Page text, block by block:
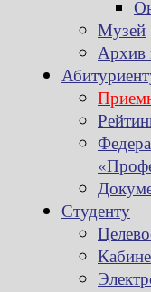
Музей
Архив
Студенту